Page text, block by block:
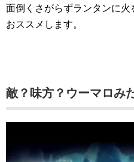
面倒くさがらずランタンに
おススメします。
敵？味方？ウーマロみ